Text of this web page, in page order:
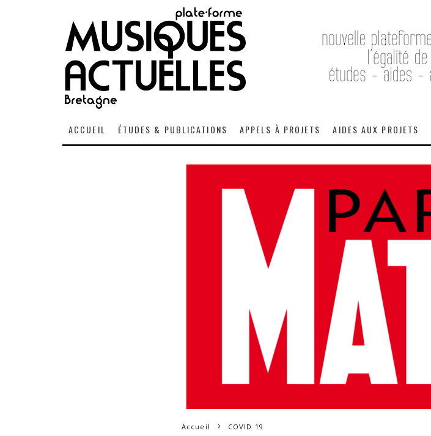
ACCUEIL ÉTUDES & PUBLICATIONS APPELS À PROJETS AIDES AUX PROJETS
Accueil COVID 19